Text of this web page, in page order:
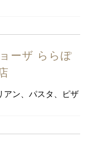
ーザ ららぽ
アン、パスタ、ピザ